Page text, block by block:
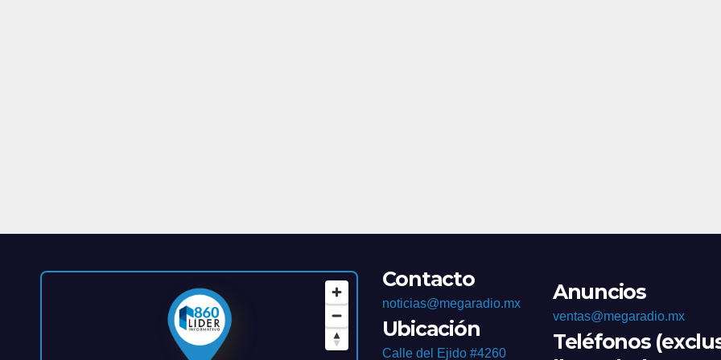
Contacto
noticias@megaradio.mx
Ubicación
Calle del Ejido #4260
Anuncios
ventas@megaradio.mx
Teléfonos